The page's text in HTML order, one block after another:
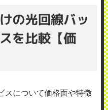
の光回線バッ
を比較【価
スについて価格面や特徴